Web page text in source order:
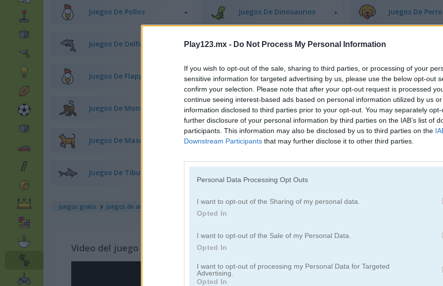
Play123.mx - Do Not Process My Personal Information
If you wish to opt-out of the sale, sharing to third parties, or processing of your
sensitive information for targeted advertising by us, please use the below opt-out
confirm your selection. Please note that after your opt-out request is processed
continue seeing interest-based ads based on personal information utilized by us
information disclosed to third parties prior to your opt-out. You may separately
further disclosure of your personal information by third parties on the IAB’s list of
participants. This information may also be disclosed by us to third parties on the
Downstream Participants that may further disclose it to other third parties.
Personal Data Processing Opt Outs
I want to opt-out of the Sharing of my personal data.
Opted In
I want to opt-out of the Sale of my Personal Data.
Opted In
I want to opt-out of processing my Personal Data for Targeted
Advertising.
Opted In
Juegos De Pollos Juegos De Dinosaurios Juegos De
Juegos De Delfines Juegos De Patos
Juegos De Flappy Bird Juegos De Ranas Juegos De
Juegos De Monos Juegos De Pandas Juegos De
Juegos De Mascotas Juegos De Cerdos Juegos De
Juegos De Tiburones
juegos gratis juegos de animales happy panda
Video del juego